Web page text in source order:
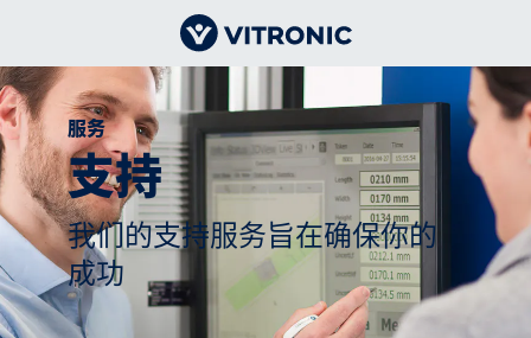
服务
支持
我们的支持服务旨在确保你的
成功